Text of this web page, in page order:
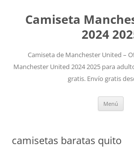
Camiseta
2024
Camiseta de Manchester United –
Manchester United 2024 2025 para
gratis. Envío gratis
Menú
camisetas baratas quito